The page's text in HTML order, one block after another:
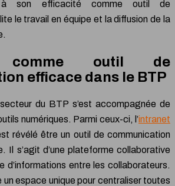
à son efficacité comme outil de
le travail en équipe et la diffusion de la
comme outil de
efficace dans le BTP
du BTP s’est accompagnée de
numériques. Parmi ceux-ci, l’intranet
révélé être un outil de communication
Il s’agit d’une plateforme collaborative
d’informations entre les collaborateurs.
un espace unique pour centraliser toutes